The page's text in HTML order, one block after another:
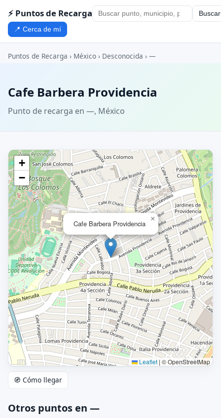
⚡ Puntos de Recarga Buscar
📍 Cerca de mí
Puntos de Recarga › México › Desconocida › —
Cafe Barbera Providencia
Punto de recarga en —, México
Cafe Barbera Providencia
×
+
−
Leaflet | © OpenStreetMap
🧭 Cómo llegar
Otros puntos en —